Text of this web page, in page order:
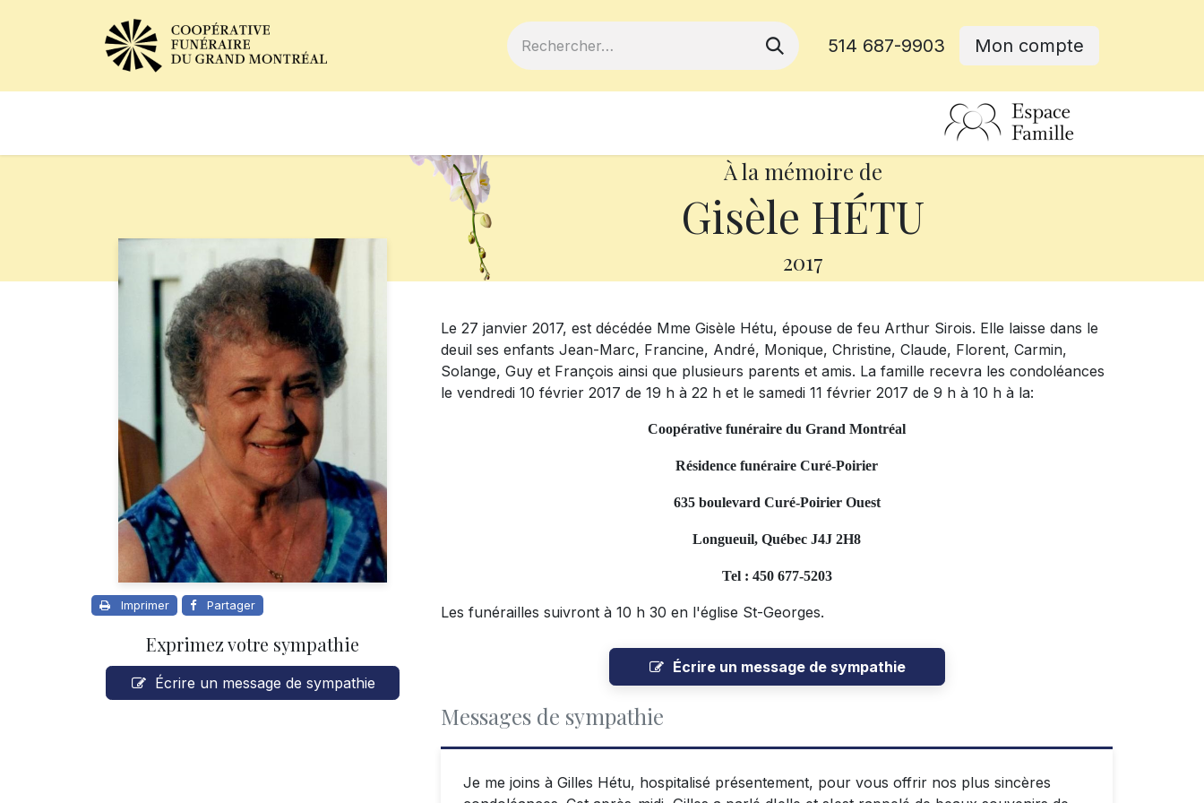
514 687-9903 Mon compte
À la mémoire de
Gisèle HÉTU
2017
Imprimer Partager
Exprimez votre sympathie
Écrire un message de sympathie
Le 27 janvier 2017, est décédée Mme Gisèle Hétu, épouse de feu Arthur Sirois. Elle laisse dans le
deuil ses enfants Jean-Marc, Francine, André, Monique, Christine, Claude, Florent, Carmin,
Solange, Guy et François ainsi que plusieurs parents et amis. La famille recevra les condoléances
le vendredi 10 février 2017 de 19 h à 22 h et le samedi 11 février 2017 de 9 h à 10 h à la:
Coopérative funéraire du Grand Montréal
Résidence funéraire Curé-Poirier
635 boulevard Curé-Poirier Ouest
Longueuil, Québec J4J 2H8
Tel : 450 677-5203
Les funérailles suivront à 10 h 30 en l'église St-Georges.
Écrire un message de sympathie
Messages de sympathie
Je me joins à Gilles Hétu, hospitalisé présentement, pour vous offrir nos plus sincères